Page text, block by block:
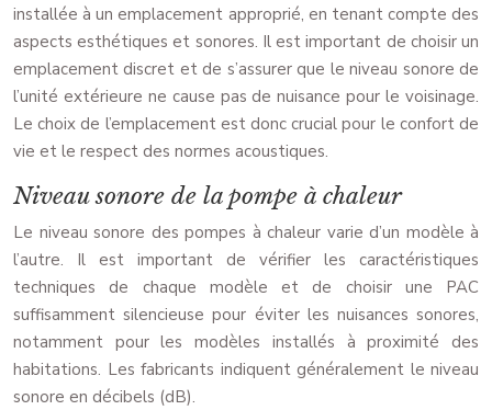
installée à un emplacement approprié, en tenant compte des
aspects esthétiques et sonores. Il est important de choisir un
emplacement discret et de s’assurer que le niveau sonore de
l’unité extérieure ne cause pas de nuisance pour le voisinage.
Le choix de l’emplacement est donc crucial pour le confort de
vie et le respect des normes acoustiques.
Niveau sonore de la pompe à chaleur
Le niveau sonore des pompes à chaleur varie d’un modèle à
l’autre. Il est important de vérifier les caractéristiques
techniques de chaque modèle et de choisir une PAC
suffisamment silencieuse pour éviter les nuisances sonores,
notamment pour les modèles installés à proximité des
habitations. Les fabricants indiquent généralement le niveau
sonore en décibels (dB).